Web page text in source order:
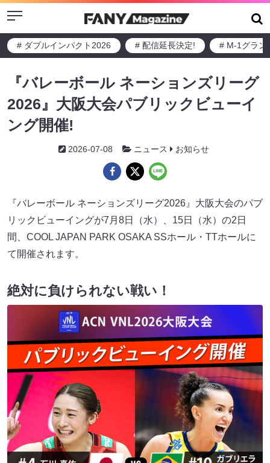
Menu
# ダブルインパクト2026 # 配信延長決定! # M-1グラン
『バレーボール ネーションズリーグ
2026』大阪大会パブリックビューイ
ング開催!
2026-07-08 ニュース お知らせ
『バレーボール ネーションズリーグ2026』大阪大会のパブ
リックビューイングが7月8日（水）、15日（水）の2日
間、COOL JAPAN PARK OSAKA SSホール・TTホールに
て開催されます。
絶対に負けられない戦い！